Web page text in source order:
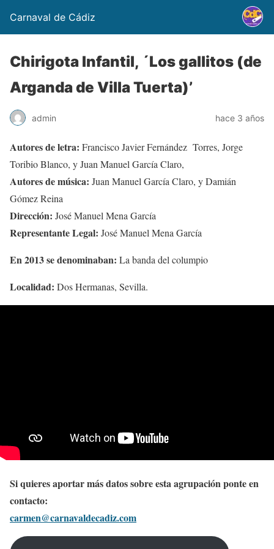
Carnaval de Cádiz
Chirigota Infantil, ´Los gallitos (de
Arganda de Villa Tuerta)’
admin hace 3 años
Autores de letra: Francisco Javier Fernández Torres, Jorge
Toribio Blanco, y Juan Manuel García Claro,
Autores de música: Juan Manuel García Claro, y Damián
Gómez Reina
Dirección: José Manuel Mena García
Representante Legal: José Manuel Mena García
En 2013 se denominaban: La banda del columpio
Localidad: Dos Hermanas, Sevilla.
Si quieres aportar más datos sobre esta agrupación ponte en
contacto:
carmen@carnavaldecadiz.com